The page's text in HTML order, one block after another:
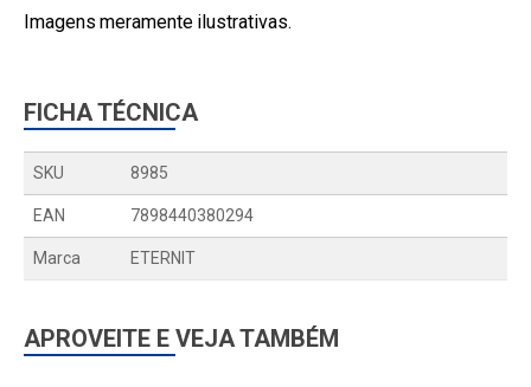
Imagens meramente ilustrativas.
FICHA TÉCNICA
SKU 8985
EAN 7898440380294
Marca ETERNIT
APROVEITE E VEJA TAMBÉM